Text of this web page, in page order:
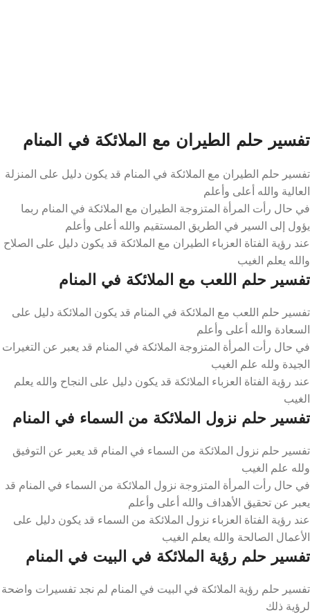
تفسير حلم الطيران مع الملائكة في المنام
تفسير حلم الطيران مع الملائكة في المنام قد يكون دليل على المنزلة
العالية والله أعلى وأعلم
في حال رأت المرأة المتزوجة الطيران مع الملائكة في المنام ربما
يؤول إلى السير في الطريق المستقيم والله أعلى وأعلم
عند رؤية الفتاة العزباء الطيران مع الملائكة قد يكون دليل على الصلاح
والله يعلم الغيب
تفسير حلم اللعب مع الملائكة في المنام
تفسير حلم اللعب مع الملائكة في المنام قد يكون الملائكة دليل على
السعادة والله أعلى وأعلم
في حال رأت المرأة المتزوجة الملائكة في المنام قد يعبر عن التغيرات
الجيدة ولله علم الغيب
عند رؤية الفتاة العزباء الملائكة قد يكون دليل على النجاح والله يعلم
الغيب
تفسير حلم نزول الملائكة من السماء في المنام
تفسير حلم نزول الملائكة من السماء في المنام قد يعبر عن التوفيق
ولله علم الغيب
في حال رأت المرأة المتزوجة نزول الملائكة من السماء في المنام قد
يعبر عن تحقيق الأهداف والله أعلى وأعلم
عند رؤية الفتاة العزباء نزول الملائكة من السماء قد يكون دليل على
الأعمال الصالحة والله يعلم الغيب
تفسير حلم رؤية الملائكة في البيت في المنام
تفسير حلم رؤية الملائكة في البيت في المنام لم نجد تفسيرات واضحة
لرؤية ذلك